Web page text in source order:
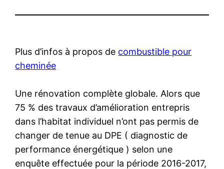
Plus d’infos à propos de combustible pour
cheminée
Une rénovation complète globale. Alors que
75 % des travaux d’amélioration entrepris
dans l’habitat individuel n’ont pas permis de
changer de tenue au DPE ( diagnostic de
performance énergétique ) selon une
enquête effectuée pour la période 2016-2017,